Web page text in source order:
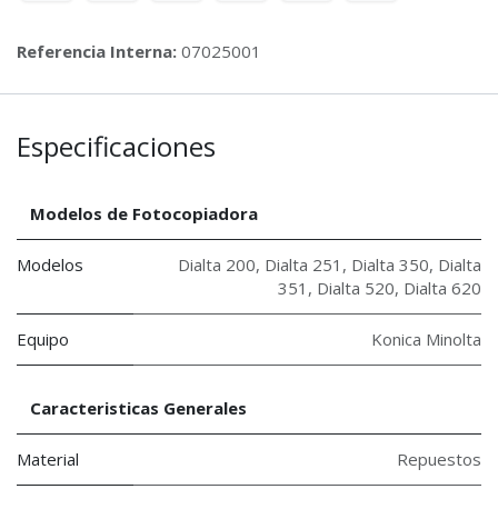
Referencia Interna: 07025001
Especificaciones
Modelos de Fotocopiadora
Modelos Dialta 200, Dialta 251 , Dialta 350, Dialta
351 , Dialta 520, Dialta 620
Equipo Konica Minolta
Caracteristicas Generales
Material Repuestos